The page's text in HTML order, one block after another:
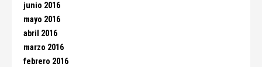
junio 2016
mayo 2016
abril 2016
marzo 2016
febrero 2016